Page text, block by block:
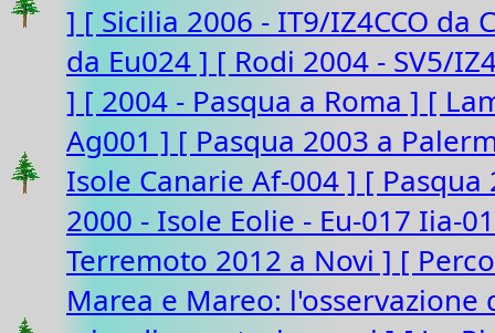
] [ Sicilia 2006 - IT9/IZ4CCO da
da Eu024 ] [ Rodi 2004 - SV5/
] [ 2004 - Pasqua a Roma ] [
Ag001 ] [ Pasqua 2003 a
Isole Canarie Af-004 ] [ Pasqua
2000 - Isole Eolie - Eu-017 Iia-
Terremoto 2012 a Novi ] [
Marea e Mareo: